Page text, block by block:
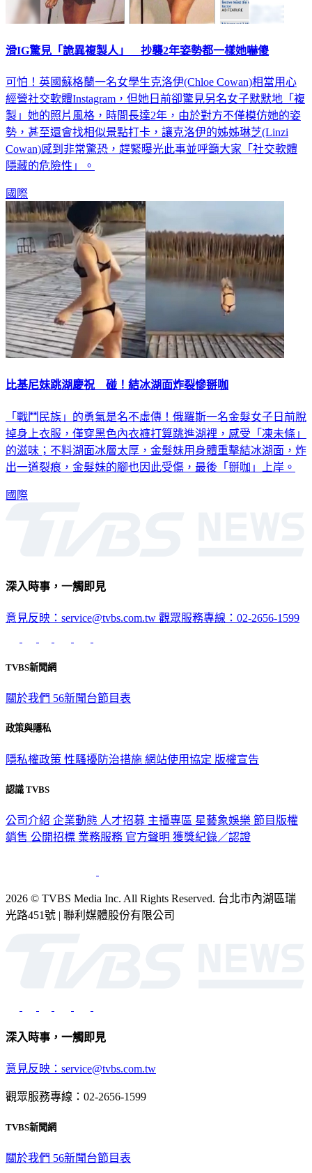
滑IG驚見「詭異複製人」 抄襲2年姿勢都一樣她嚇傻
可怕！英國蘇格蘭一名女學生克洛伊(Chloe Cowan)相當用心
經營社交軟體Instagram，但她日前卻驚見另名女子默默地「複
製」她的照片風格，時間長達2年，由於對方不僅模仿她的姿
勢，甚至還會找相似景點打卡，讓克洛伊的姊姊琳芝(Linzi
Cowan)感到非常驚恐，趕緊曝光此事並呼籲大家「社交軟體
隱藏的危險性」。
國際
比基尼妹跳湖慶祝 碰！結冰湖面炸裂慘掰咖
「戰鬥民族」的勇氣是名不虛傳！俄羅斯一名金髮女子日前脫
掉身上衣服，僅穿黑色內衣褲打算跳進湖裡，感受「凍未條」
的滋味；不料湖面冰層太厚，金髮妹用身體重擊結冰湖面，炸
出一道裂痕，金髮妹的腳也因此受傷，最後「掰咖」上岸。
國際
深入時事，一觸即見
意見反映：service@tvbs.com.tw 觀眾服務專線：02-2656-1599
TVBS新聞網
關於我們 56新聞台節目表
政策與隱私
隱私權政策 性騷擾防治措施 網站使用協定 版權宣告
認識 TVBS
公司介紹 企業動態 人才招募 主播專區 星藝象娛樂 節目版權
銷售 公開招標 業務服務 官方聲明 獲獎紀錄／認證
2026 © TVBS Media Inc. All Rights Reserved. 台北市內湖區瑞
光路451號 | 聯利媒體股份有限公司
深入時事，一觸即見
意見反映：service@tvbs.com.tw
觀眾服務專線：02-2656-1599
TVBS新聞網
關於我們 56新聞台節目表